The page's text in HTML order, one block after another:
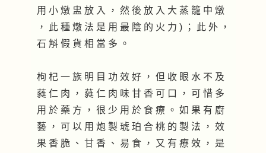
用 小 燉 盅 放 入 ， 然 後 放 入 大 蒸 籠 中 燉
， 此 種 燉 法 是 用 最 陰 的 火 力 ) ； 此 外 ，
石 斛 假 貨 相 當 多 。
枸 杞 一 族 明 目 功 效 好 ， 但 收 眼 水 不 及
蕤 仁 肉 ， 蕤 仁 肉 味 甘 香 可 口 ， 可 惜 多
用 於 藥 方 ， 很 少 用 於 食 療 。 如 果 有 廚
藝 ， 可 以 用 炮 製 琥 珀 合 桃 的 製 法 ， 效
果 香 脆 、 甘 香 、 易 食 ， 又 有 療 效 ， 是